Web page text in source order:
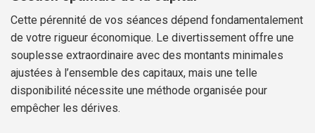
Cette pérennité de vos séances dépend fondamentalement
de votre rigueur économique. Le divertissement offre une
souplesse extraordinaire avec des montants minimales
ajustées à l’ensemble des capitaux, mais une telle
disponibilité nécessite une méthode organisée pour
empêcher les dérives.